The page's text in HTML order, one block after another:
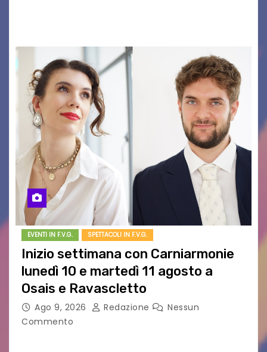
EVENTI IN F.V.G. SPETTACOLI IN F.V.G.
Inizio settimana con Carniarmonie
lunedì 10 e martedì 11 agosto a
Osais e Ravascletto
Ago 9, 2026 Redazione
Nessun
Commento